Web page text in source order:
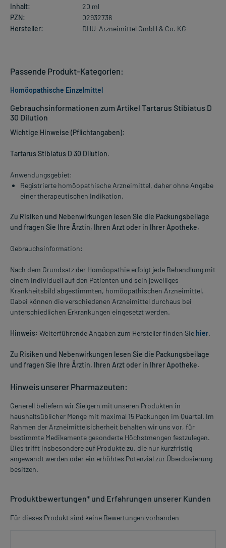
Inhalt:
20 ml
PZN:
02932736
Hersteller:
DHU-Arzneimittel GmbH & Co. KG
Gebrauchsinformationen zum Artikel Tartarus Stibiatus D
30 Dilution
Wichtige Hinweise (Pflichtangaben):
Tartarus Stibiatus D 30 Dilution.
Anwendungsgebiet:
Registrierte homöopathische Arzneimittel, daher ohne Angabe
einer therapeutischen Indikation.
Zu Risiken und Nebenwirkungen lesen Sie die Packungsbeilage
und fragen Sie Ihre Ärztin, Ihren Arzt oder in Ihrer Apotheke.
Gebrauchsinformation:
Nach dem Grundsatz der Homöopathie erfolgt jede Behandlung mit
einem individuell auf den Patienten und sein jeweiliges
Krankheitsbild abgestimmten, homöopathischen Arzneimittel.
Dabei können die verschiedenen Arzneimittel durchaus bei
unterschiedlichen Erkrankungen eingesetzt werden.
Hinweis: Weiterführende Angaben zum Hersteller finden Sie hier.
Zu Risiken und Nebenwirkungen lesen Sie die Packungsbeilage
und fragen Sie Ihre Ärztin, Ihren Arzt oder in Ihrer Apotheke.
Hinweis unserer Pharmazeuten:
Generell beliefern wir Sie gern mit unseren Produkten in
haushaltsüblicher Menge mit maximal 15 Packungen im Quartal. Im
Rahmen der Arzneimittelsicherheit behalten wir uns vor, für
bestimmte Medikamente gesonderte Höchstmengen festzulegen.
Dies trifft insbesondere auf Produkte zu, die nur kurzfristig
angewandt werden oder ein erhöhtes Potenzial zur Überdosierung
besitzen.
Produktbewertungen* und Erfahrungen unserer Kunden
Für dieses Produkt sind keine Bewertungen vorhanden
Passende Produkt-Kategorien:
Homöopathische Einzelmittel